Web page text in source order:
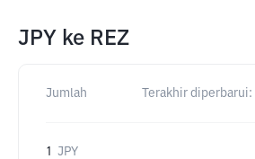
JPY ke REZ
Jumlah Terakhir diperbarui:
1 JPY